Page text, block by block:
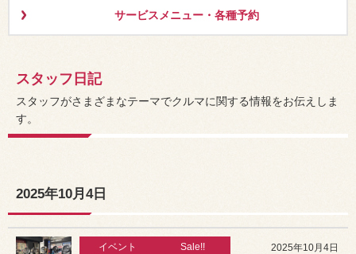
サービスメニュー・各種予約
スタッフ日記
スタッフがさまざまなテーマでクルマに関する情報をお伝えしま
す。
2025年10月4日
イベント Sale!! 2025年10月4日